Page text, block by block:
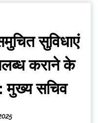
सुविधाएं
कराने के
मुख्य सचिव